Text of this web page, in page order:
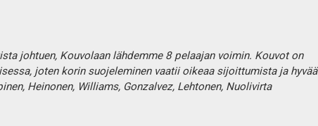
johtuen, Kouvolaan lähdemme 8 pelaajan voimin. Kouvot on
joten korin suojeleminen vaatii oikeaa sijoittumista ja hyvää
Heinonen, Williams, Gonzalvez, Lehtonen, Nuolivirta